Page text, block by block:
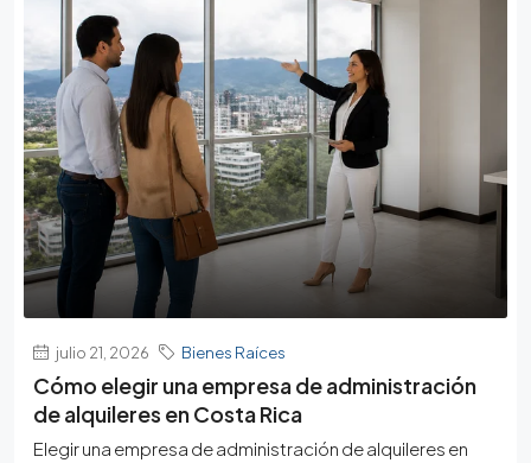
julio 21, 2026 Bienes Raíces
Cómo elegir una empresa de administración
de alquileres en Costa Rica
Elegir una empresa de administración de alquileres en